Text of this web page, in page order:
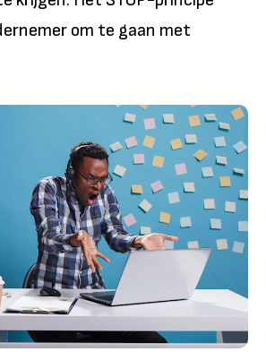
om te gaan met